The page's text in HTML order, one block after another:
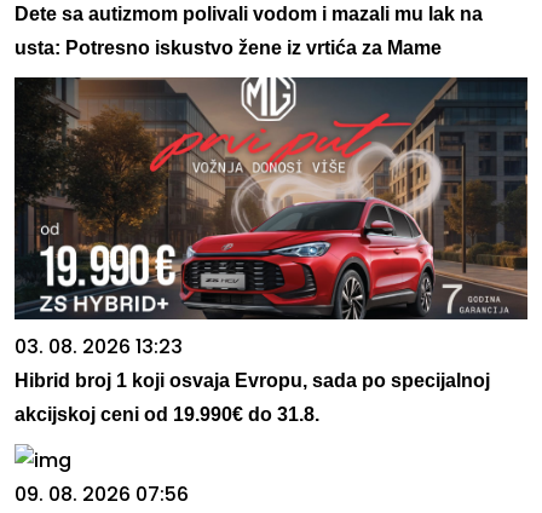
Dete sa autizmom polivali vodom i mazali mu lak na
usta: Potresno iskustvo žene iz vrtića za Mame
03. 08. 2026 13:23
Hibrid broj 1 koji osvaja Evropu, sada po specijalnoj
akcijskoj ceni od 19.990€ do 31.8.
09. 08. 2026 07:56